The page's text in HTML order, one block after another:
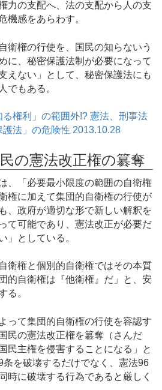
力の支配へ、法の支配から人の支
機感をあらわす。
衛権の行使を、国民の知らないう
に、秘密保護法制が必要になって
えない」として、秘密保護法にも
でもある。
権利」の範囲外!? 憲法、刑事法
法」の危険性 2013.10.28
の憲法改正権の簒奪
、「必要最小限度の範囲の自衛権
権に加えて集団的自衛権の行使が
、政府が適切な形で新しい解釈を
て可能であり、憲法改正が必要だ
」としている。
衛権と個別的自衛権ではその本質
的自衛権は『他衛権』だ」と、安
る。
って集団的自衛権の行使を容認す
民の憲法改正権を簒奪（さんだ
民主権を侵害することになる」と
条を破壊するだけでなく、憲法96
時に破壊する行為であると厳しく